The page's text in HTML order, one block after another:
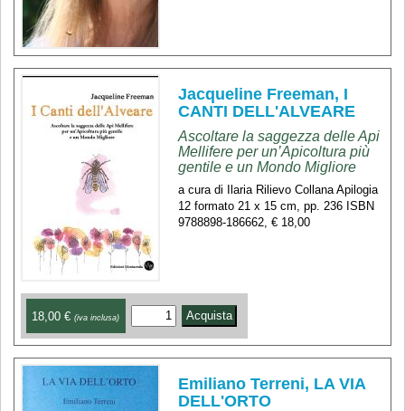
Jacqueline Freeman, I
CANTI DELL'ALVEARE
Ascoltare la saggezza delle Api
Mellifere per un’Apicoltura più
gentile e un Mondo Migliore
a cura di Ilaria Rilievo Collana Apilogia
12 formato 21 x 15 cm, pp. 236 ISBN
9788898-186662, € 18,00
18,00 € (iva inclusa)
Emiliano Terreni, LA VIA
DELL'ORTO